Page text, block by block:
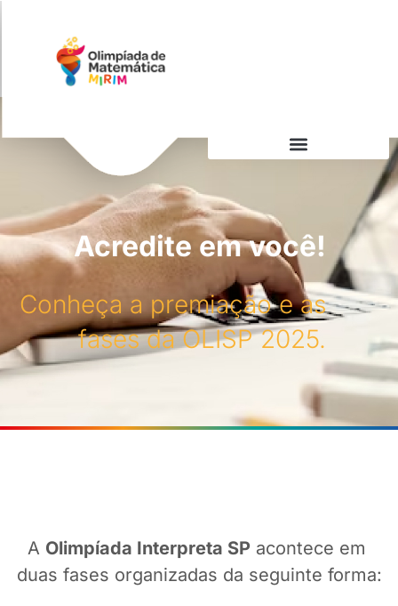
Acredite em você!
Conheça a premiação e as
fases da OLISP 2025.
A Olimpíada Interpreta SPacontece em
duas fases organizadas da seguinte forma: